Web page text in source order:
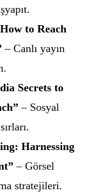
to Reach
– Canlı yayın
Secrets to
– Sosyal
Harnessing
– Görsel
stratejileri.